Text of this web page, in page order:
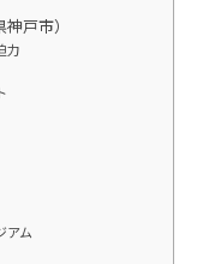
戸市）
力
アム